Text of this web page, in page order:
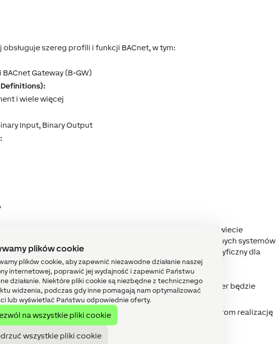
plików cookie
plików cookie, aby zapewnić niezawodne działanie naszej
internetowej, poprawić jej wydajność i zapewnić Państwu
działanie. Niektóre pliki cookie są niezbędne z technicznego
widzenia, podczas gdy inne pomagają nam optymalizować
lub wyświetlać Państwu odpowiednie oferty.
na wszystkie pliki cookie
wszystkie pliki cookie
obsługuje szereg profili i funkcji BACnet, w tym:
Gateway (B-GW)
Definitions):
i wiele więcej
Input, Binary Output
and Control Networks” i jest uznanym na całym świecie
budynkowej. Umożliwia on płynną integrację różnych systemów
bezpieczeństwa. Protokół BACnet nie jest specyficzny dla
interoperacyjność w automatyce budynkowej.
to coś więcej niż tylko kolejna funkcja:
BACnet partnerzy Loxone mogą zapewnić, że Miniserver będzie
innymi systemami kompatybilnymi z BACnet.
obsługa różnych funkcji BACnet umożliwia naszym partnerom realizację
jakości i niezawodności.